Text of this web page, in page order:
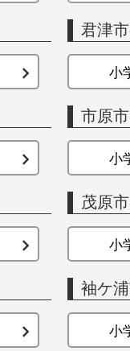
君津
小
市原
小
茂原
小
袖ケ
小